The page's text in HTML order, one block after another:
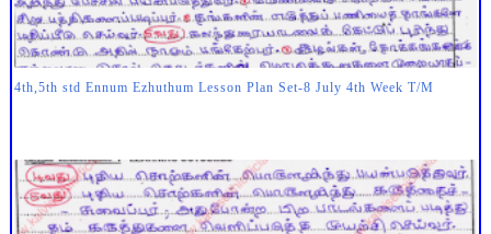
4th,5th std Ennum Ezhuthum Lesson Plan Set-8 July 4th Week T/M